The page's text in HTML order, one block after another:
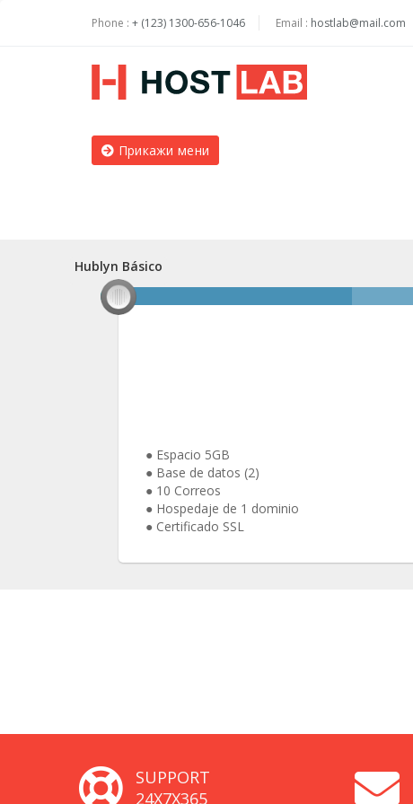
Phone : + (123) 1300-656-1046 Email : hostlab@mail.com
Прикажи мени
Hublyn Básico
Hublyn Básico
● Espacio 5GB
● Base de datos (2)
● 10 Correos
● Hospedaje de 1 dominio
● Certificado SSL
SUPPORT
24X7X365